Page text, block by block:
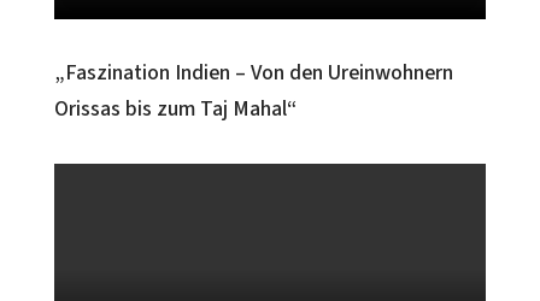
„Faszination Indien – Von den Ureinwohnern
Orissas bis zum Taj Mahal“